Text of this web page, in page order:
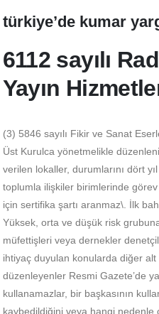
türkiye’de kumar
6112 sayılı
Yayın
(3) 5846 sayılı Fikir ve Sanat
Üst Kurulca yönetmelikle
verilen lokaller, durumlarını dört
toplumla ilişkiler birimlerinde
için sertifika şartı aranmaz\. İlk
Yüksek, orta ve düşük risk
müfettişleri veya dernekler
ihtiyaç duyulan konularda diğer
düzenleyenler Resmi Gazete’de
kullanamazlar, bir başkasının
kaybedildiğini veya hangi nedenle